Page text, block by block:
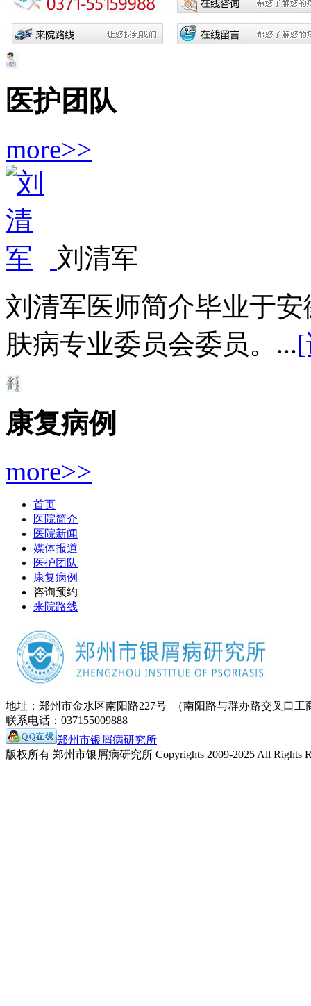
医护团队
more>>
刘清军
刘清军医师简介毕业于
肤病专业委员会委员。...
康复病例
more>>
首页
医院简介
医院新闻
媒体报道
医护团队
康复病例
咨询预约
来院路线
地址：郑州市金水区南阳路227号 （南阳路与群办路交叉口工
联系电话：037155009888
郑州市银屑病研究所
版权所有 郑州市银屑病研究所 Copyrights 2009-2025 All Rights